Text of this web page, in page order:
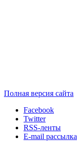
Полная версия сайта
Facebook
Twitter
RSS-ленты
E-mail рассылка